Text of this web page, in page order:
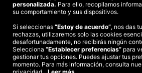
©2026 Colectivia
Términos y condiciones|Política de
Estudio turismo de
personalizada. Para ello, recopilamos
su comportamiento y sus dispositivos.
Si seleccionas “Estoy de acuerdo”, nos das
rechazas, utilizaremos solo las cookies
desafortunadamente, no recibirás ningún
Selecciona “Establecer preferencias” para
gestionar tus opciones. Puedes ajustar tus
momento. Para más información, consulta